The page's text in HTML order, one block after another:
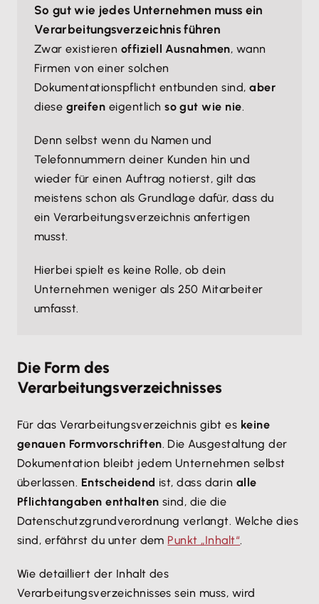
So gut wie jedes Unternehmen muss ein
Verarbeitungsverzeichnis führen
Zwar existieren offiziell Ausnahmen, wann
Firmen von einer solchen
Dokumentationspflicht entbunden sind,aber
diese greifen eigentlichso gut wie nie.
Denn selbst wenn du Namen und
Telefonnummern deiner Kunden hin und
wieder für einen Auftrag notierst, gilt das
meistens schon als Grundlage dafür, dass du
ein Verarbeitungsverzeichnis anfertigen
musst.
Hierbei spielt es keine Rolle, ob dein
Unternehmen weniger als 250 Mitarbeiter
umfasst.
Die Form des
Verarbeitungsverzeichnisses
Für das Verarbeitungsverzeichnis gibt es keine
genauen Formvorschriften. Die Ausgestaltung der
Dokumentation bleibt jedem Unternehmen selbst
überlassen. Entscheidend ist, dass darin alle
Pflichtangaben enthalten sind, die die
Datenschutzgrundverordnung verlangt. Welche dies
sind, erfährst du unter dem Punkt „Inhalt“.
Wie detailliert der Inhalt des
Verarbeitungsverzeichnisses sein muss, wird